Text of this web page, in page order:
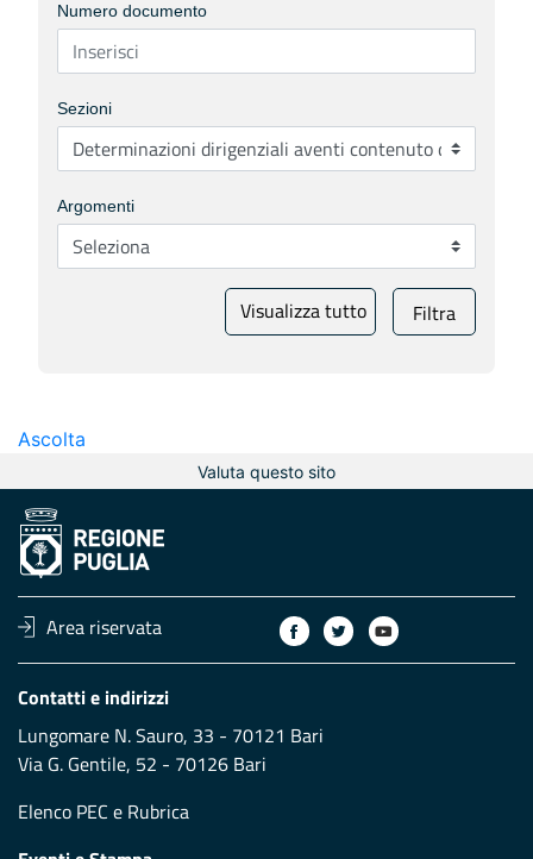
Numero documento
Sezioni
Argomenti
Visualizza tutto Filtra
Ascolta
Valuta questo sito
Area riservata
Contatti e indirizzi
Lungomare N. Sauro, 33 - 70121 Bari
Via G. Gentile, 52 - 70126 Bari
Elenco PEC e Rubrica